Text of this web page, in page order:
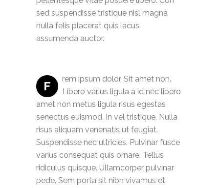
sed suspendisse tristique nisl magna
nulla felis placerat quis lacus
assumenda auctor.
F
rem ipsum dolor. Sit amet non.
Libero varius ligula a id nec libero
amet non metus ligula risus egestas
senectus euismod. In vel tristique. Nulla
risus aliquam venenatis ut feugiat.
Suspendisse nec ultricies. Pulvinar fusce
varius consequat quis ornare. Tellus
ridiculus quisque. Ullamcorper pulvinar
pede. Sem porta sit nibh vivamus et.